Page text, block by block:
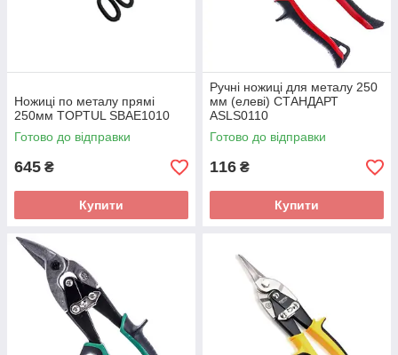
Ножиці по металу прямі
250мм TOPTUL SBAE1010
Готово до відправки
645 ₴
Купити
Ручні ножиці для металу 250
мм (елеві) СТАНДАРТ
ASLS0110
Готово до відправки
116 ₴
Купити